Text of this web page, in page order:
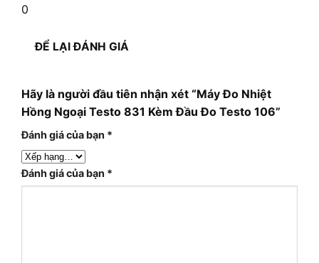
0
ĐỂ LẠI ĐÁNH GIÁ
Hãy là người đầu tiên nhận xét “Máy Đo Nhiệt
Hồng Ngoại Testo 831 Kèm Đầu Đo Testo 106”
Đánh giá của bạn *
Đánh giá của bạn *